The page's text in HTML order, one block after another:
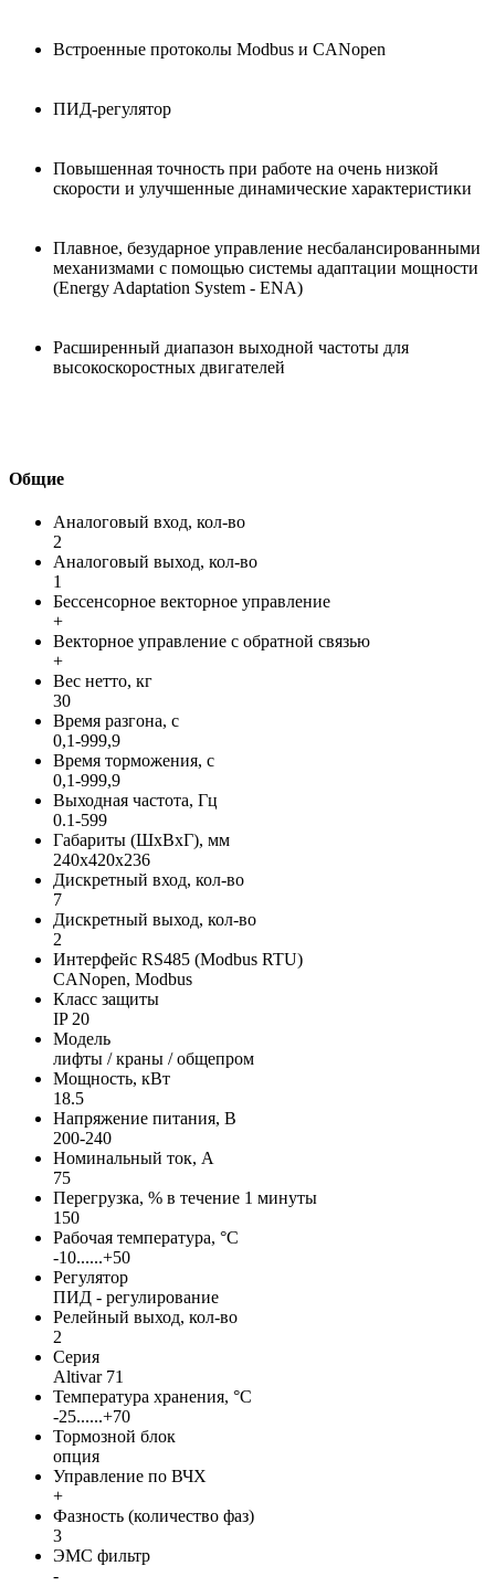
Встроенные протоколы Modbus и CANopen
ПИД-регулятор
Повышенная точность при работе на очень низкой
скорости и улучшенные динамические характеристики
Плавное, безударное управление несбалансированными
механизмами с помощью системы адаптации мощности
(Energy Adaptation System - ENA)
Расширенный диапазон выходной частоты для
высокоскоростных двигателей
Общие
Аналоговый вход, кол-во
2
Аналоговый выход, кол-во
1
Бессенсорное векторное управление
+
Векторное управление с обратной связью
+
Вес нетто, кг
30
Время разгона, с
0,1-999,9
Время торможения, с
0,1-999,9
Выходная частота, Гц
0.1-599
Габариты (ШхВхГ), мм
240х420х236
Дискретный вход, кол-во
7
Дискретный выход, кол-во
2
Интерфейс RS485 (Modbus RTU)
CANopen, Modbus
Класс защиты
IP 20
Модель
лифты / краны / общепром
Мощность, кВт
18.5
Напряжение питания, В
200-240
Номинальный ток, А
75
Перегрузка, % в течение 1 минуты
150
Рабочая температура, °С
-10......+50
Регулятор
ПИД - регулирование
Релейный выход, кол-во
2
Серия
Altivar 71
Температура хранения, °С
-25......+70
Тормозной блок
опция
Управление по ВЧХ
+
Фазность (количество фаз)
3
ЭМС фильтр
-